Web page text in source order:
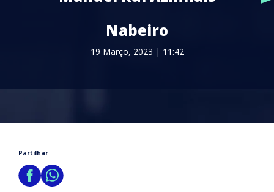
Nabeiro
19 Março, 2023 | 11:42
Partilhar